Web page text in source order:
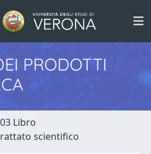
PRODOTTI
03 Libro
scientifico